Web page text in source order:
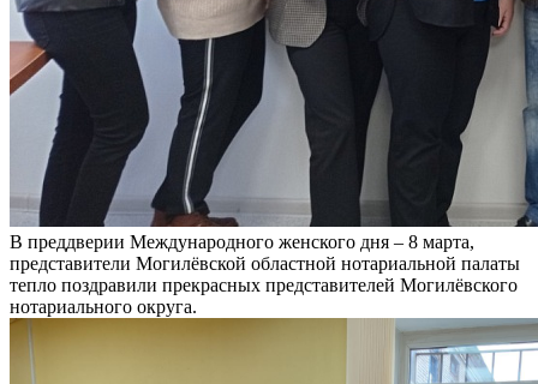
В преддверии Международного женского дня – 8 марта,
представители Могилёвской областной нотариальной палаты
тепло поздравили прекрасных представителей Могилёвского
нотариального округа.